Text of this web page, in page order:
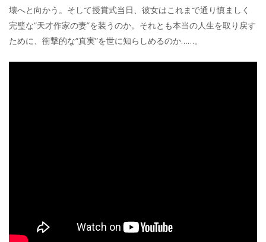
壊へと向かう。そして授賞式当日、彼女はこれまで通り慎ましく
完璧な“天才作家の妻”を装うのか。それとも本当の人生を取り戻す
ために、衝撃的な“真実”を世に知らしめるのか……。